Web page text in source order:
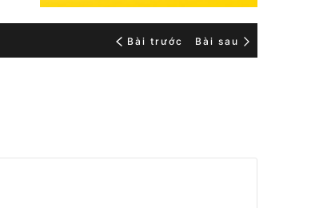
Bài trước Bài sau